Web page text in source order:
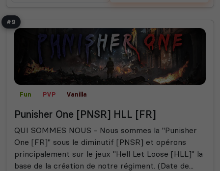
#9
Fun PVP Vanilla
Punisher One [PNSR] HLL [FR]
QUI SOMMES NOUS - Nous sommes la "Punisher
One [FR]" sous le diminutif [PNSR] et opérons
principalement sur le jeux "Hell Let Loose [HLL]" la
base de la création de notre régiment. (Date de...